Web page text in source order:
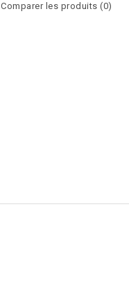
Comparer les produits (0)